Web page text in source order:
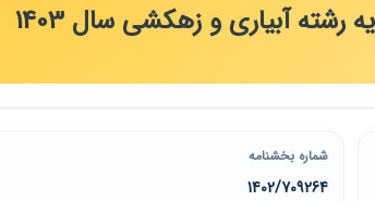
آبیاری و زهکشی سال 1403
شماره بخشنامه
1402/709264